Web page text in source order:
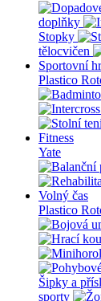
doplňky
Stopky
tělocvičen
Sportovní
Plastico
Fitness
Yate
Volný čas
Plastico
Šipky a
sporty